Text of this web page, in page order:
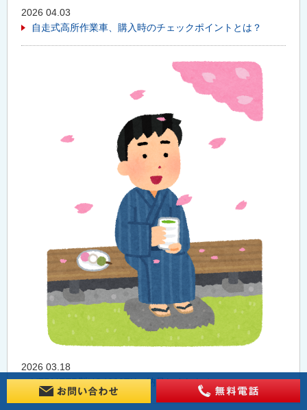
2026 04.03
自走式高所作業車、購入時のチェックポイントとは？
2026 03.18
VERMEER製HG4000TX、納品しました！